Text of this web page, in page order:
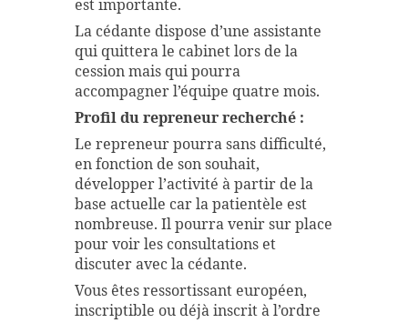
est importante.
La cédante dispose d’une assistante
qui quittera le cabinet lors de la
cession mais qui pourra
accompagner l’équipe quatre mois.
Profil du repreneur recherché :
Le repreneur pourra sans difficulté,
en fonction de son souhait,
développer l’activité à partir de la
base actuelle car la patientèle est
nombreuse. Il pourra venir sur place
pour voir les consultations et
discuter avec la cédante.
Vous êtes ressortissant européen,
inscriptible ou déjà inscrit à l’ordre